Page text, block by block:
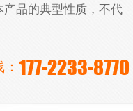
品的典型性质，不代
：177-2233-8770